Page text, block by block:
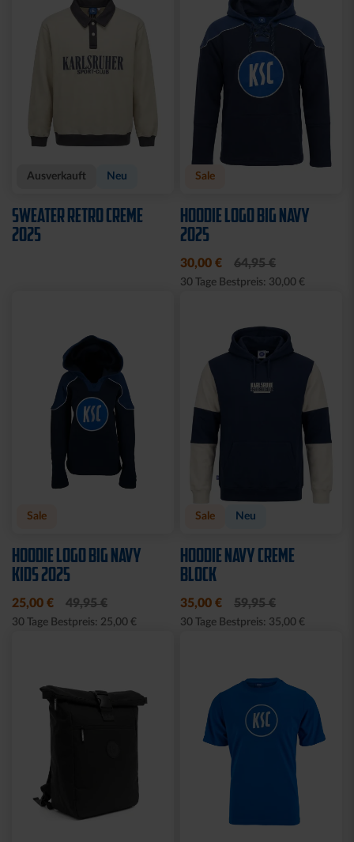
Ausverkauft Neu
SWEATER RETRO CREME
2025
Sale
HOODIE LOGO BIG NAVY
2025
30,00 € 64,95 €
30 Tage Bestpreis: 30,00 €
Sale
HOODIE LOGO BIG NAVY
KIDS 2025
25,00 € 49,95 €
30 Tage Bestpreis: 25,00 €
Sale Neu
HOODIE NAVY CREME
BLOCK
35,00 € 59,95 €
30 Tage Bestpreis: 35,00 €